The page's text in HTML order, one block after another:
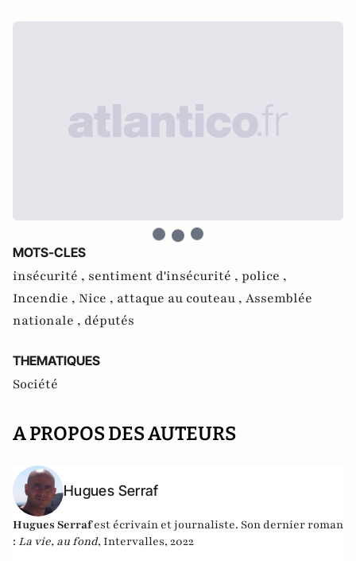
MOTS-CLES
insécurité , sentiment d'insécurité , police ,
Incendie , Nice , attaque au couteau , Assemblée
nationale , députés
THEMATIQUES
Société
A PROPOS DES AUTEURS
Hugues Serraf
Hugues Serrafest écrivain et journaliste. Son dernier roman
: La vie, au fond, Intervalles, 2022